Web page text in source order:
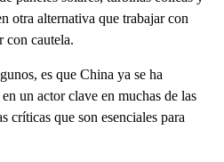
otra alternativa que trabajar con
con cautela.
es que China ya se ha
un actor clave en muchas de las
críticas que son esenciales para